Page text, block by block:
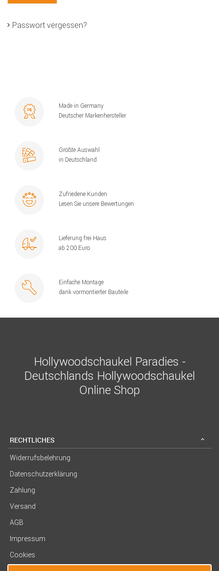
Passwort vergessen?
Made in Germany
Deutscher Markenhersteller
Größte Auswahl
in Deutschland
Zufriedene Kunden
Lesen Sie unsere Bewertungen
Lieferung frei Haus
ab 200 Euro
Einfache Montage
dank vormontierter Bauteile
Hollywoodschaukel Paradies -
Deutschlands Hollywoodschaukel
Online Shop
RECHTLICHES
Widerrufsbelehrung
Datenschutzerklärung
Zahlung
Versand
AGB
Impressum
Cookies